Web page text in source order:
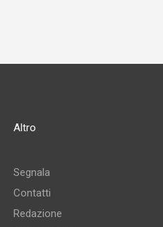
Altro
Segnala
Contatti
Redazione